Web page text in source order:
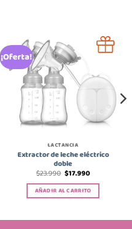
¡Oferta!
LACTANCIA
Extractor de leche eléctrico
doble
$23.990 El
precio
original
era:
$23.990.
$17.990El
actual
es:
$17.990.
AÑADIR AL CARRITO